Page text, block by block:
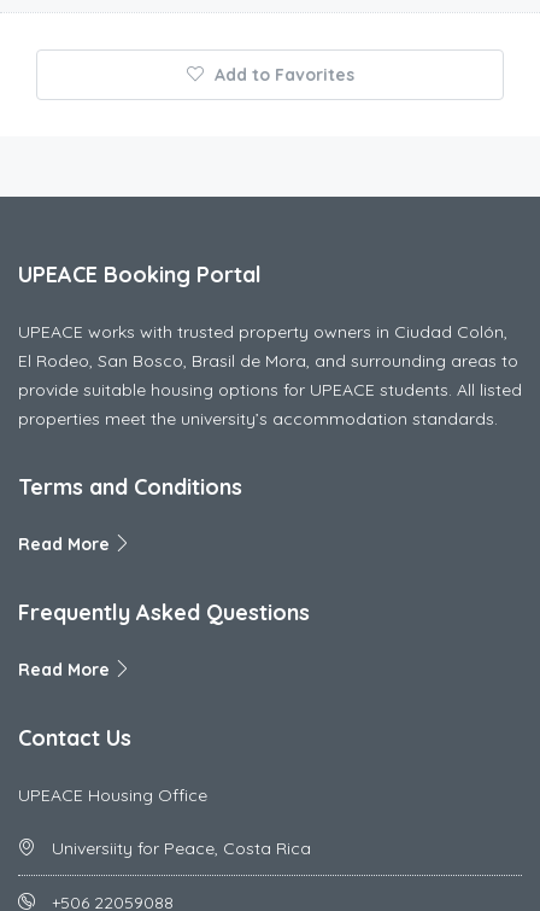
Add to Favorites
UPEACE Booking Portal
UPEACE works with trusted property owners in Ciudad Colón,
El Rodeo, San Bosco, Brasil de Mora, and surrounding areas to
provide suitable housing options for UPEACE students. All listed
properties meet the university’s accommodation standards.
Terms and Conditions
Read More
Frequently Asked Questions
Read More
Contact Us
UPEACE Housing Office
Universiity for Peace, Costa Rica
+506 22059088